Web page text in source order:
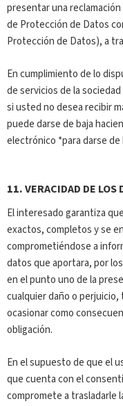
presentar una
de Protección de Datos
Protección de Datos), a
En cumplimiento de lo
de servicios de la
si usted no desea recibir
puede darse de baja
electrónico *para darse de
11.VERACIDAD DE LOS
El interesado garantiza
exactos, completos y se
comprometiéndose a
datos que aportara, por
en el punto uno de la
cualquier daño o
ocasionar como
obligación.
En el supuesto de que el
que cuenta con el
compromete a trasladarle